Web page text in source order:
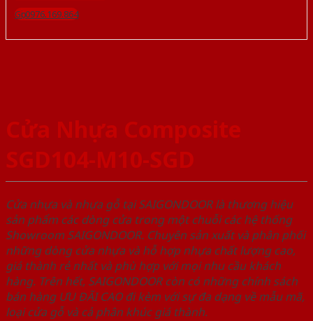
Gọi 0976.169.864
Cửa Nhựa Composite
SGD104-M10-SGD
Cửa nhựa và nhựa gỗ tại SAIGONDOOR là thương hiệu
sản phẩm các dòng cửa trong một chuỗi các hệ thống
Showroom SAIGONDOOR. Chuyên sản xuất và phân phối
những dòng cửa nhựa và hỗ hợp nhựa chất lượng cao,
giá thành rẻ nhất và phù hợp với mọi nhu cầu khách
hàng. Trên hết, SAIGONDOOR còn có những chính sách
bán hàng ƯU ĐÃI CAO đi kèm với sự đa dạng về mẫu mã,
loại cửa gỗ và cả phân khúc giá thành.